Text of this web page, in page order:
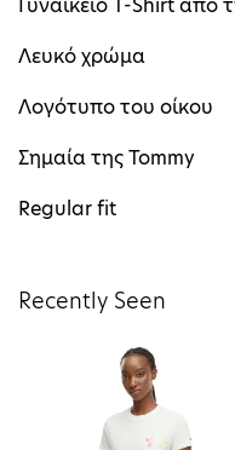
Γυναικείο T-Shirt από
Λευκό χρώμα
Λογότυπο του οίκου
Σημαία της Tommy
Regular fit
Recently Seen